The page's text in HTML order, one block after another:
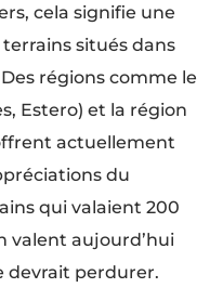
cela signifie une
situés dans
régions comme le
Estero) et la région
actuellement
du
qui valaient 200
valent aujourd’hui
devrait perdurer.